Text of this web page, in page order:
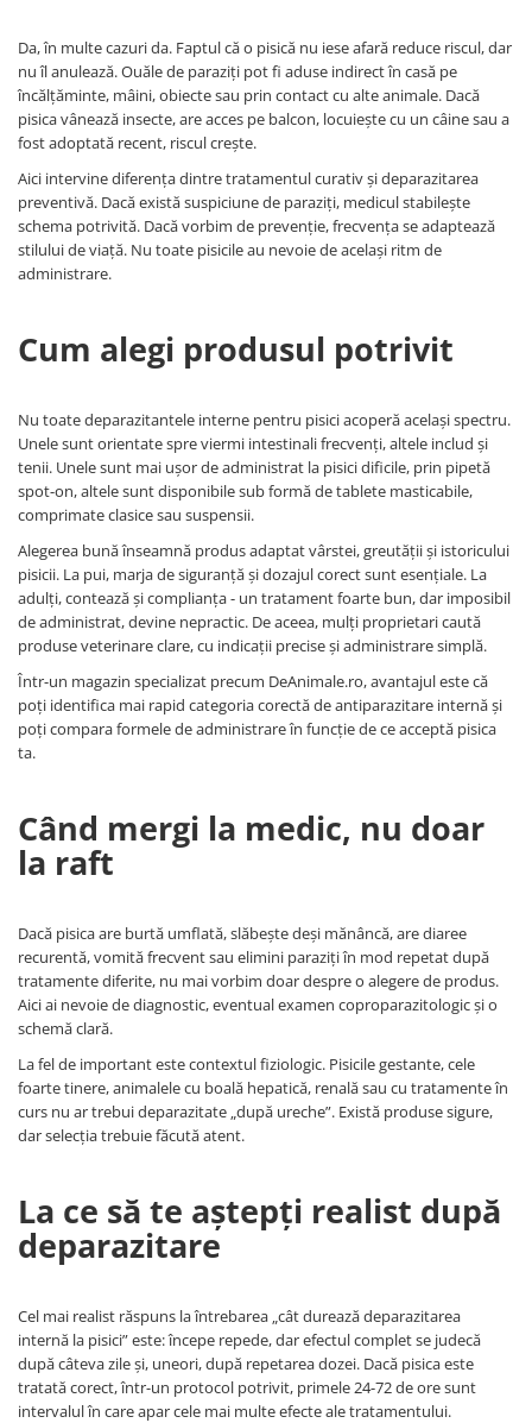
Da, în multe cazuri da. Faptul că o pisică nu iese afară reduce riscul, dar
nu îl anulează. Ouăle de paraziți pot fi aduse indirect în casă pe
încălțăminte, mâini, obiecte sau prin contact cu alte animale. Dacă
pisica vânează insecte, are acces pe balcon, locuiește cu un câine sau a
fost adoptată recent, riscul crește.
Aici intervine diferența dintre tratamentul curativ și deparazitarea
preventivă. Dacă există suspiciune de paraziți, medicul stabilește
schema potrivită. Dacă vorbim de prevenție, frecvența se adaptează
stilului de viață. Nu toate pisicile au nevoie de același ritm de
administrare.
Cum alegi produsul potrivit
Nu toate deparazitantele interne pentru pisici acoperă același spectru.
Unele sunt orientate spre viermi intestinali frecvenți, altele includ și
tenii. Unele sunt mai ușor de administrat la pisici dificile, prin pipetă
spot-on, altele sunt disponibile sub formă de tablete masticabile,
comprimate clasice sau suspensii.
Alegerea bună înseamnă produs adaptat vârstei, greutății și istoricului
pisicii. La pui, marja de siguranță și dozajul corect sunt esențiale. La
adulți, contează și complianța - un tratament foarte bun, dar imposibil
de administrat, devine nepractic. De aceea, mulți proprietari caută
produse veterinare clare, cu indicații precise și administrare simplă.
Într-un magazin specializat precum DeAnimale.ro, avantajul este că
poți identifica mai rapid categoria corectă de antiparazitare internă și
poți compara formele de administrare în funcție de ce acceptă pisica
ta.
Când mergi la medic, nu doar
la raft
Dacă pisica are burtă umflată, slăbește deși mănâncă, are diaree
recurentă, vomită frecvent sau elimini paraziți în mod repetat după
tratamente diferite, nu mai vorbim doar despre o alegere de produs.
Aici ai nevoie de diagnostic, eventual examen coproparazitologic și o
schemă clară.
La fel de important este contextul fiziologic. Pisicile gestante, cele
foarte tinere, animalele cu boală hepatică, renală sau cu tratamente în
curs nu ar trebui deparazitate „după ureche”. Există produse sigure,
dar selecția trebuie făcută atent.
La ce să te aștepți realist după
deparazitare
Cel mai realist răspuns la întrebarea „cât durează deparazitarea
internă la pisici” este: începe repede, dar efectul complet se judecă
după câteva zile și, uneori, după repetarea dozei. Dacă pisica este
tratată corect, într-un protocol potrivit, primele 24-72 de ore sunt
intervalul în care apar cele mai multe efecte ale tratamentului.